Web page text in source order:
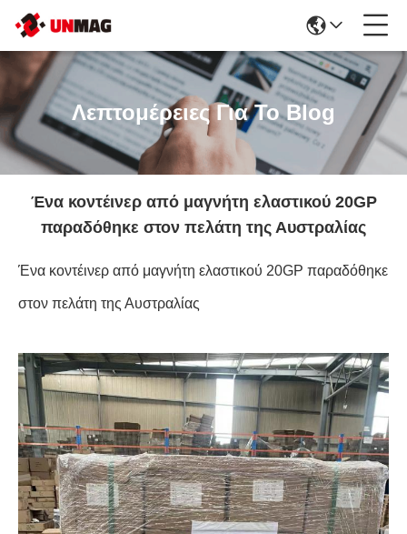
Λεπτομέρειες Για Το Blog
Ένα κοντέινερ από μαγνήτη ελαστικού 20GP
παραδόθηκε στον πελάτη της Αυστραλίας
Ένα κοντέινερ από μαγνήτη ελαστικού 20GP παραδόθηκε
στον πελάτη της Αυστραλίας